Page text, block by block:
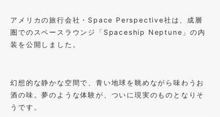
アメリカの旅行会社・Space Perspective社は、成層
圏でのスペースラウンジ「Spaceship Neptune」の内
装を公開しました。
幻想的な静かな空間で、青い地球を眺めながら味わうお
酒の味。夢のような体験が、ついに現実のものとなりそ
うです。